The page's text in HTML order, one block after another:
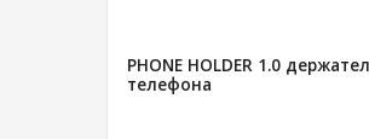
PHONE HOLDER 1.0
телефона